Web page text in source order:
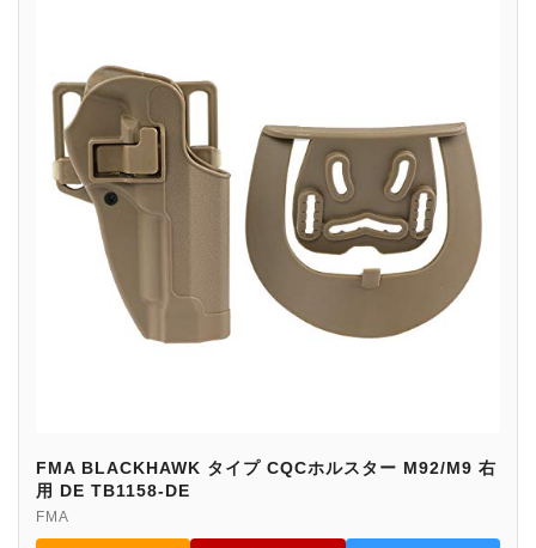
FMA BLACKHAWK タイプ CQCホルスター M92/M9 右
用 DE TB1158-DE
FMA